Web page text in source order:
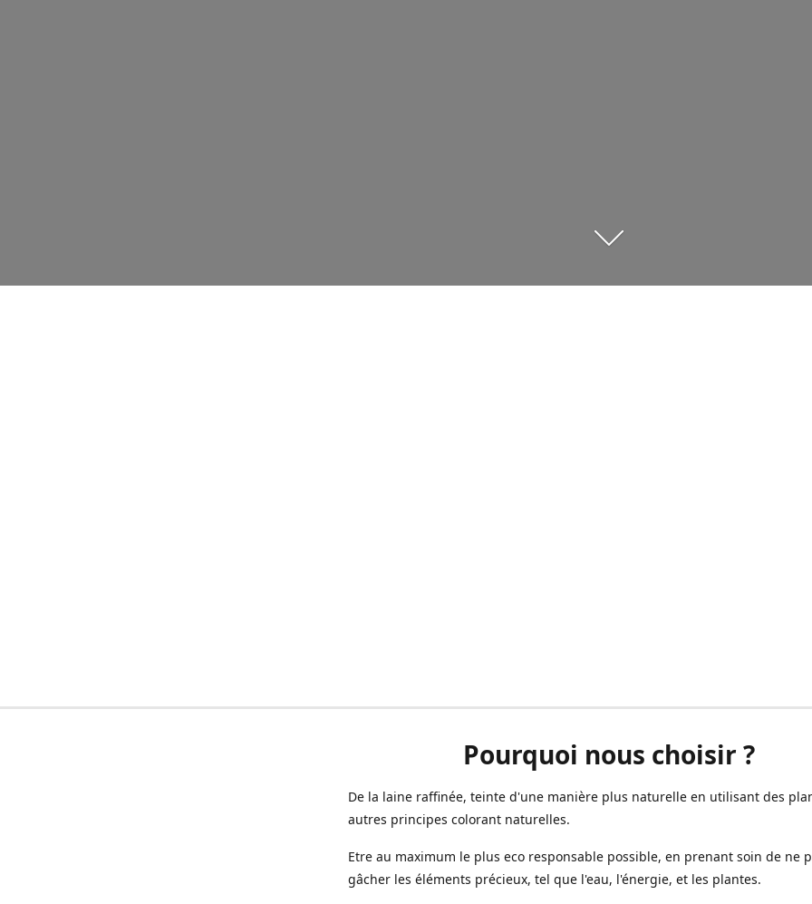
Pourquoi nous choisir ?
De la laine raffinée, teinte d'une manière plus naturelle en utilisant des
autres principes colorant naturelles.
Etre au maximum le plus eco responsable possible, en prenant soin de ne
gâcher les éléments précieux, tel que l'eau, l'énergie, et les plantes.